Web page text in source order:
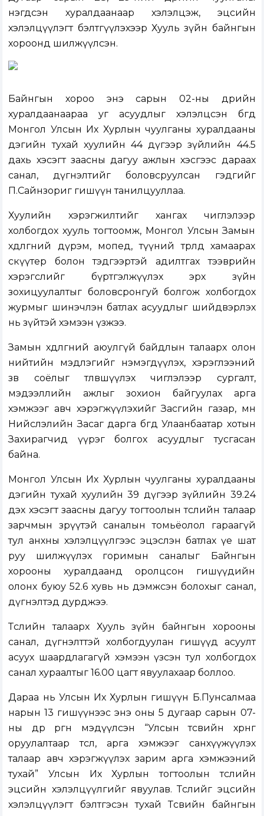
нэгдсэн хуралдаанаар хэлэлцэж, эцсийн
хэлэлцүүлэгт бэлтгүүлэхээр Хууль зүйн байнгын
хороонд шилжүүлсэн.
Байнгын хороо энэ сарын 02-ны өдрийн
хуралдаанаараа уг асуудлыг хэлэлцсэн бөгөөд
Монгол Улсын Их Хурлын чуулганы хуралдааны
дэгийн тухай хуулийн 44 дүгээр зүйлийн 44.5
дахь хэсэгт заасны дагуу ажлын хэсгээс дараах
санал, дүгнэлтийг боловсруулсан гэдгийг
П.Сайнзориг гишүүн танилцууллаа.
Хуулийн хэрэгжилтийг хангах чиглэлээр
холбогдох хууль тогтоомж, Монгол Улсын Замын
хөдөлгөөний дүрэм, мопед, түүний төрөлд хамаарах
скүүтер болон тэдгээртэй адилтгах тээврийн
хэрэгслийг бүртгэлжүүлэх эрх зүйн
зохицуулалтыг боловсронгуй болгож холбогдох
журмыг шинэчлэн батлах асуудлыг шийдвэрлэх
нь зүйтэй хэмээн үзжээ.
Замын хөдөлгөөний аюулгүй байдлын талаарх олон
нийтийн мэдлэгийг нэмэгдүүлэх, хэрэглээний
зөв соёлыг төлөвшүүлэх чиглэлээр сургалт,
мэдээллийн ажлыг зохион байгуулах арга
хэмжээг авч хэрэгжүүлэхийг Засгийн газар, мөн
Нийслэлийн Засаг дарга бөгөөд Улаанбаатар хотын
Захирагчид үүрэг болгох асуудлыг тусгасан
байна.
Монгол Улсын Их Хурлын чуулганы хуралдааны
дэгийн тухай хуулийн 39 дүгээр зүйлийн 39.24
дэх хэсэгт заасны дагуу тогтоолын төслийн талаар
зарчмын зөрүүтэй саналын томьёолол гараагүй
тул анхны хэлэлцүүлгээс эцэслэн батлах үе шат
руу шилжүүлэх горимын саналыг Байнгын
хорооны хуралдаанд оролцсон гишүүдийн
олонх буюу 52.6 хувь нь дэмжсэн болохыг санал,
дүгнэлтэд дурджээ.
Төслийн талаарх Хууль зүйн байнгын хорооны
санал, дүгнэлттэй холбогдуулан гишүүд асуулт
асуух шаардлагагүй хэмээн үзсэн тул холбогдох
санал хураалтыг 16.00 цагт явуулахаар боллоо.
Дараа нь Улсын Их Хурлын гишүүн Б.Пунсалмаа
нарын 13 гишүүнээс энэ оны 5 дугаар сарын 07-
ны өдөр өргөн мэдүүлсэн
“Улсын төсвийн хөрөнгө
оруулалтаар төсөл, арга хэмжээг санхүүжүүлэх
талаар авч хэрэгжүүлэх зарим арга хэмжээний
тухай” Улсын Их Хурлын тогтоолын төслийн
эцсийн хэлэлцүүлгийг явуулав. Төслийг эцсийн
хэлэлцүүлэгт бэлтгэсэн тухай Төсвийн байнгын